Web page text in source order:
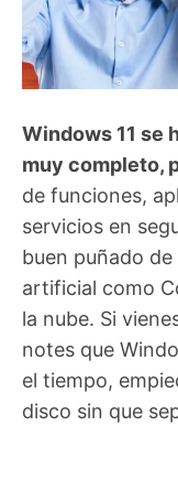
Windows 11 se
muy completo,
de funciones,
servicios en
buen puñado
artificial como
la nube. Si
notes que
el tiempo,
disco sin que